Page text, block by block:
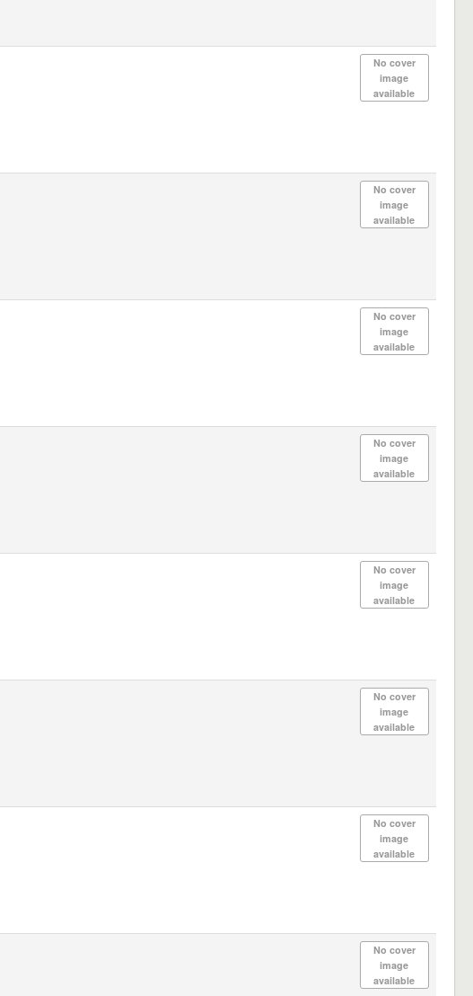
No cover
image
available
No cover
image
available
No cover
image
available
No cover
image
available
No cover
image
available
No cover
image
available
No cover
image
available
No cover
image
available